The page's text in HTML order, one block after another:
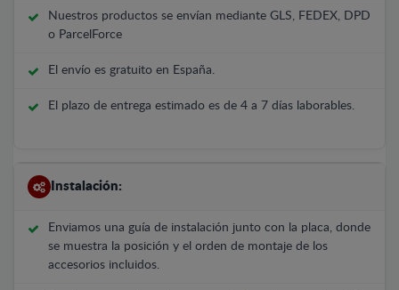
Nuestros productos se envían mediante GLS, FEDEX, DPD
o ParcelForce
El envío es gratuito en España.
El plazo de entrega estimado es de 4 a 7 días laborables.
Instalación:
Enviamos una guía de instalación junto con la placa, donde
se muestra la posición y el orden de montaje de los
accesorios incluidos.